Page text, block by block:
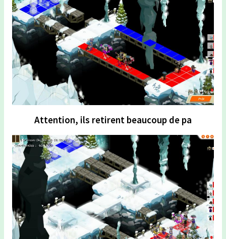
Attention, ils retirent beaucoup de pa